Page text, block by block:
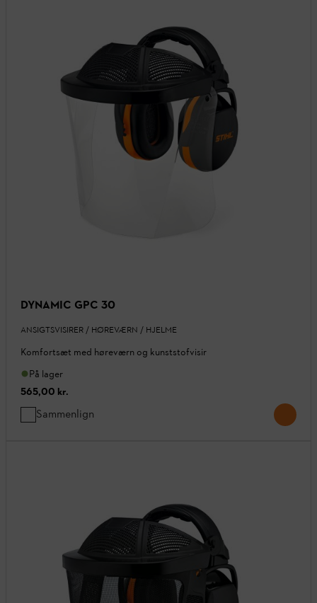
DYNAMIC GPC 30
ANSIGTSVISIRER / HØREVÆRN / HJELME
Komfortsæt med høreværn og kunststofvisir
På lager
565,00 kr.
Sammenlign